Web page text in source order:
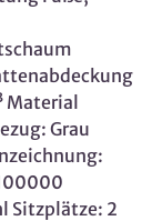
Material
Grau
Sitzplätze: 2